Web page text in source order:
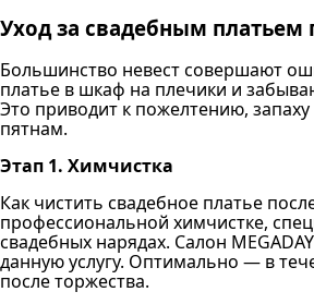
Уход за свадебным платьем
Большинство невест совершают
платье в шкаф на плечики и
Это приводит к пожелтению,
пятнам.
Этап 1. Химчистка
Как чистить свадебное платье
профессиональной химчистке,
свадебных нарядах. Салон
данную услугу. Оптимально — в
после торжества.